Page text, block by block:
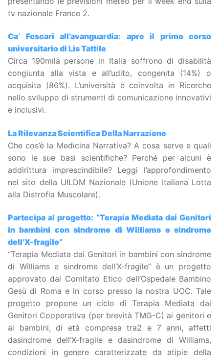
tv nazionale France 2.
Ca’ Foscari all’avanguardia: apre il primo corso
universitario di Lis Tattile
Circa 190mila persone in Italia soffrono di disabilità
congiunta alla vista e all’udito, congenita (14%) o
acquisita (86%). L’università è coinvolta in Ricerche
nello sviluppo di strumenti di comunicazione innovativi
e inclusivi.
La Rilevanza Scientifica Della Narrazione
Che cos’è la Medicina Narrativa? A cosa serve e quali
sono le sue basi scientifiche? Perché per alcuni è
addirittura imprescindibile? Leggi l’approfondimento
nel sito della UILDM Nazionale (Unione Italiana Lotta
alla Distrofia Muscolare).
Partecipa al progetto: “Terapia Mediata dai Genitori
in bambini con sindrome di Williams e sindrome
dell’X-fragile”
“Terapia Mediata dai Genitori in bambini con sindrome
di Williams e sindrome dell’X-fragile” è un progetto
approvato dal Comitato Etico dell’Ospedale Bambino
Gesù di Roma e in corso presso la nostra UOC. Tale
progetto propone un ciclo di Terapia Mediata dai
Genitori Cooperativa (per brevità TMG-C) ai genitori e
ai bambini, di età compresa tra2 e 7 anni, affetti
dasindrome dell’X-fragile e dasindrome di Williams,
condizioni in genere caratterizzate da atipie della